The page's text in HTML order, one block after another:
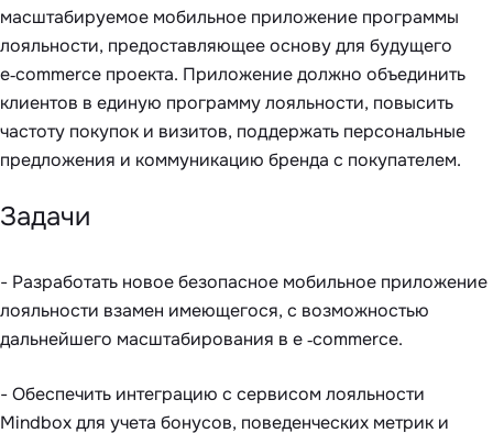
масштабируемое мобильное приложение программы
лояльности, предоставляющее основу для будущего
e‑commerce проекта. Приложение должно объединить
клиентов в единую программу лояльности, повысить
частоту покупок и визитов, поддержать персональные
предложения и коммуникацию бренда с покупателем.
Задачи
- Разработать новое безопасное мобильное приложение
лояльности взамен имеющегося, с возможностью
дальнейшего масштабирования в e ‑commerce.
- Обеспечить интеграцию с сервисом лояльности
Mindbox для учета бонусов, поведенческих метрик и